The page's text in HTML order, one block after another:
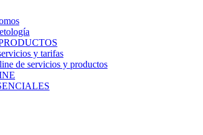
y tarifas
de servicios y productos